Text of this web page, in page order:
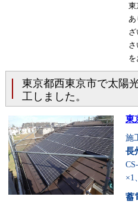
東
を
東京都西東京市で太陽
工しました。
東
施
長
×1
蓄